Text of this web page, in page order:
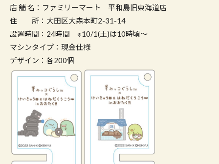
店 舗 名：ファミリーマート 平和島旧東海道店
住 所：大田区大森本町2-31-14
設置時間：24時間 ※10/1(土)は10時頃～
マシンタイプ：現金仕様
デザイン：各200個